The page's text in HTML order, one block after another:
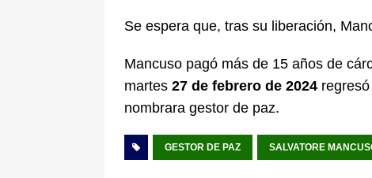
Se espera que, tras su liberación,
Mancuso pagó más de 15 años de
martes 27 de febrero de 2024
nombrara gestor de paz.
GESTOR DE PAZ SALVATORE